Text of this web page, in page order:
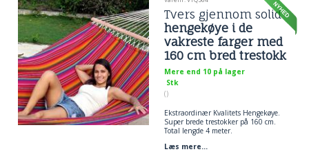
Tvers gjennom solid
hengekøye i de
vakreste farger med
160 cm bred trestokk
Mere end 10 på lager
Stk
()
Ekstraordinær Kvalitets Hengekøye.
Super brede trestokker på 160 cm.
Total lengde 4 meter.
Stoff i 100% bomull.
Læs mere...